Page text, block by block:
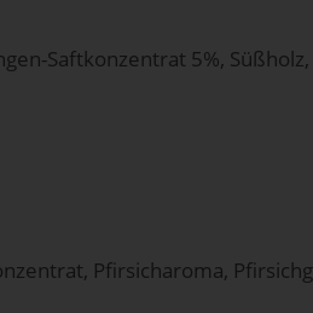
Saftkonzentrat 5%,
Pfirsicharoma,